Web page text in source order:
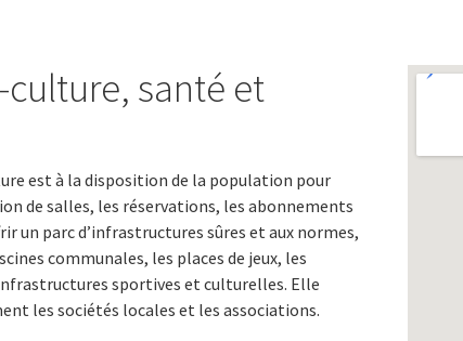
santé et
est à la disposition de la population pour
de salles, les réservations, les abonnements
un parc d’infrastructures sûres et aux normes,
communales, les places de jeux, les
sportives et culturelles. Elle
les sociétés locales et les associations.